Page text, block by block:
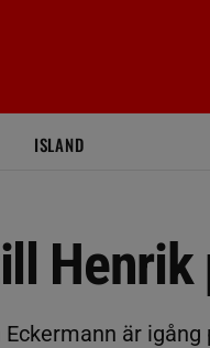
ISLAND
Henrik
Eckermann är